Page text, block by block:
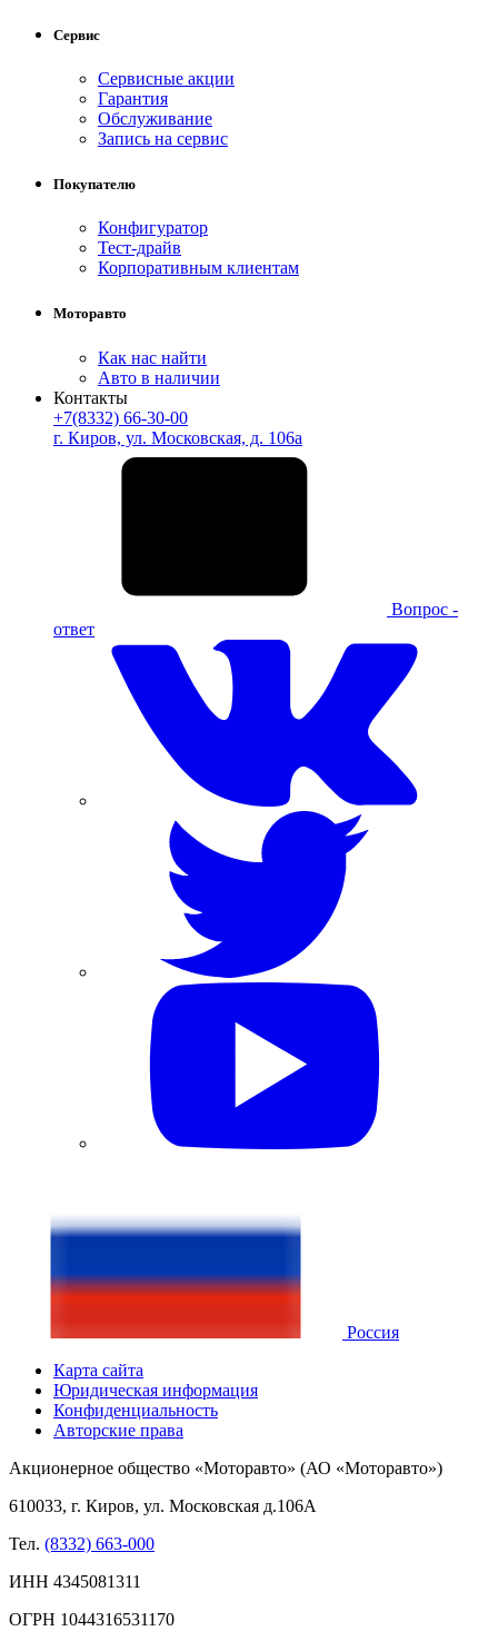
Сервис
Сервисные акции
Гарантия
Обслуживание
Запись на сервис
Покупателю
Конфигуратор
Тест-драйв
Корпоративным клиентам
Моторавто
Как нас найти
Авто в наличии
Контакты
+7(8332) 66-30-00
г. Киров, ул. Московская, д. 106а
Вопрос -
ответ
Россия
Карта сайта
Юридическая информация
Конфиденциальность
Авторские права
Акционерное общество «Моторавто» (АО «Моторавто»)
610033, г. Киров, ул. Московская д.106А
Тел. (8332) 663-000
ИНН 4345081311
ОГРН 1044316531170